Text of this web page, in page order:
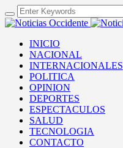
INICIO
NACIONAL
INTERNACIONALES
POLITICA
OPINION
DEPORTES
ESPECTACULOS
SALUD
TECNOLOGIA
CONTACTO